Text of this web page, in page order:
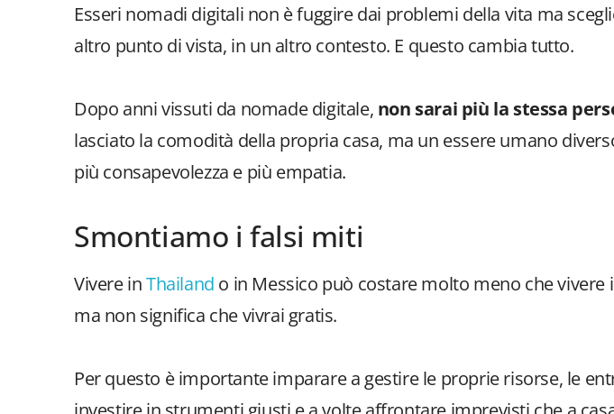
Esseri nomadi digitali non è fuggire dai problemi della vita ma
altro punto di vista, in un altro contesto. E questo cambia tutto.
Dopo anni vissuti da nomade digitale, non sarai più la stessa
lasciato la comodità della propria casa, ma un essere umano
più consapevolezza e più empatia.
Smontiamo i falsi miti
Vivere inThailand o in Messico può costare molto meno che vivere
ma non significa che vivrai gratis.
Per questo è importante imparare a gestire le proprie risorse, le